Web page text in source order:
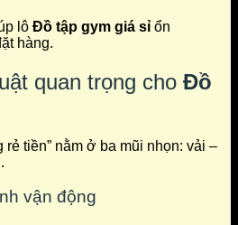
lô Đồ tập gym giá sỉ ổn
hàng.
quan trọng cho Đồ
rẻ tiền” nằm ở ba mũi nhọn: vải –
vận động